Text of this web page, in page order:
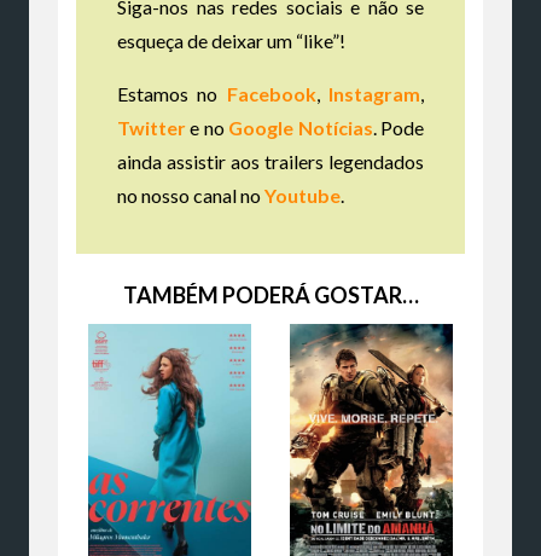
Siga-nos nas redes sociais e não se
esqueça de deixar um “like”!
Estamos no Facebook, Instagram
Twittere no Google Notícias . Pode
ainda assistir aos trailers legendados
no nosso canal noYoutube
TAMBÉM PODERÁ GOSTAR…